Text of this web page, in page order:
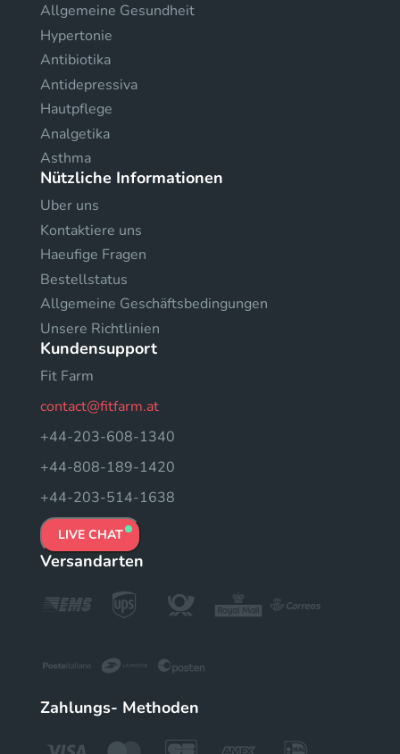
Allgemeine Gesundheit
Hypertonie
Antibiotika
Antidepressiva
Hautpflege
Analgetika
Asthma
Nützliche Informationen
Uber uns
Kontaktiere uns
Haeufige Fragen
Bestellstatus
Allgemeine Geschäftsbedingungen
Unsere Richtlinien
Kundensupport
Fit Farm
contact@fitfarm.at
+44-203-608-1340
+44-808-189-1420
+44-203-514-1638
LIVE CHAT
Versandarten
Zahlungs- Methoden